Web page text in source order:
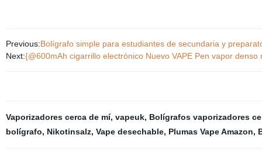
Previous:Bolígrafo simple para estudiantes de secundaria y
Next:{@600mAh cigarrillo electrónico Nuevo VAPE Pen vapor
Vaporizadores cerca de mí, vapeuk, Bolígrafos vaporizadores
bolígrafo, Nikotinsalz, Vape desechable, Plumas Vape Amazon,